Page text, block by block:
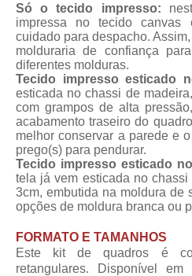
Só o tecido impresso:
impressa no tecido
cuidado para despacho.
molduraria de confiança
diferentes molduras.
Tecido impresso esticado
esticada no chassi de
com grampos de alta
acabamento traseiro do
melhor conservar a parede e
prego(s) para pendurar.
Tecido impresso esticado
tela já vem esticada no
3cm, embutida na moldura de
opções de moldura branca ou
FORMATO E TAMANHOS
Este kit de quadros é
retangulares. Disponível